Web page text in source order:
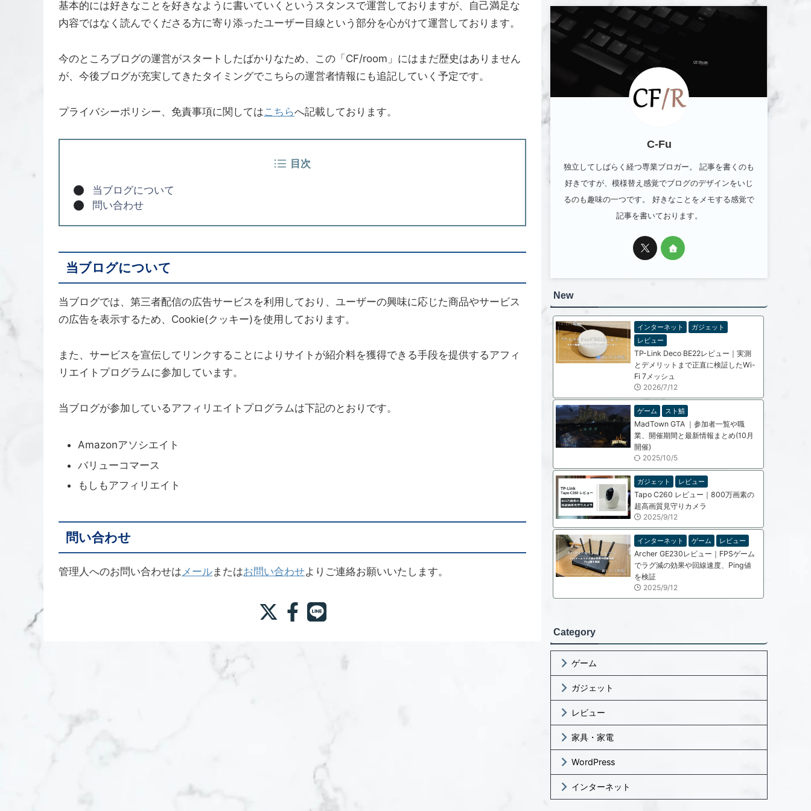
基本的には好きなことを好きなように書いていくというスタンスで運営しておりますが、自己満足な
内容ではなく読んでくださる方に寄り添ったユーザー目線という部分を心がけて運営しております。
今のところブログの運営がスタートしたばかりなため、この「CF/room」にはまだ歴史はありません
が、今後ブログが充実してきたタイミングでこちらの運営者情報にも追記していく予定です。
プライバシーポリシー、免責事項に関してはこちらへ記載しております。
目次
当ブログについて
問い合わせ
当ブログについて
当ブログでは、第三者配信の広告サービスを利用しており、ユーザーの興味に応じた商品やサービス
の広告を表示するため、Cookie(クッキー)を使用しております。
また、サービスを宣伝してリンクすることによりサイトが紹介料を獲得できる手段を提供するアフィ
リエイトプログラムに参加しています。
当ブログが参加しているアフィリエイトプログラムは下記のとおりです。
Amazonアソシエイト
バリューコマース
もしもアフィリエイト
問い合わせ
管理人へのお問い合わせは メールまたはお問い合わせよりご連絡お願いいたします。
C-Fu
独立してしばらく経つ専業ブロガー。 記事を書くのも
好きですが、模様替え感覚でブログのデザインをいじ
るのも趣味の一つです。 好きなことをメモする感覚で
記事を書いております。
New
インターネット
ガジェット
レビュー
TP-Link Deco BE22レビュー｜実測
とデメリットまで正直に検証したWi-
Fi 7メッシュ
2026/7/12
ゲーム スト鯖
MadTown GTA ｜参加者一覧や職
業、開催期間と最新情報まとめ(10月
開催)
2025/10/5
ガジェット レビュー
Tapo C260 レビュー｜800万画素の
超高画質見守りカメラ
2025/9/12
インターネット ゲーム レビュー
Archer GE230レビュー｜FPSゲーム
でラグ減の効果や回線速度、Ping値
を検証
2025/9/12
Category
ゲーム
ガジェット
レビュー
家具・家電
WordPress
インターネット